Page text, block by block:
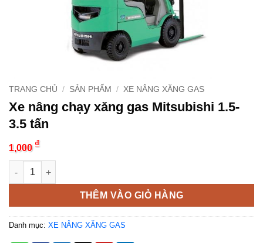
TRANG CHỦ / SẢN PHẨM / XE NÂNG XĂNG GAS
Xe nâng chạy xăng gas Mitsubishi 1.5-
3.5 tấn
1,000 ₫
Xe nâng chạy xăng gas Mitsubishi 1.5-3.5 tấn số lượng
THÊM VÀO GIỎ HÀNG
Danh mục: XE NÂNG XĂNG GAS